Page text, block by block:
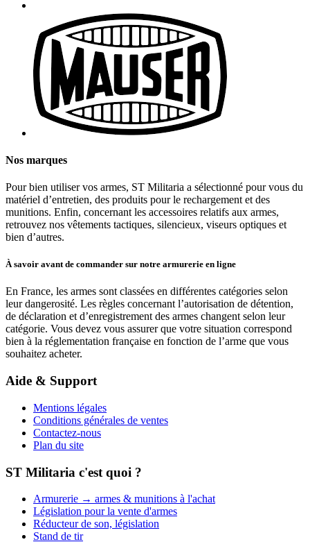
Nos marques
Pour bien utiliser vos armes, ST Militaria a sélectionné pour vous du
matériel d’entretien, des produits pour le rechargement et des
munitions. Enfin, concernant les accessoires relatifs aux armes,
retrouvez nos vêtements tactiques, silencieux, viseurs optiques et
bien d’autres.
À savoir avant de commander sur notre armurerie en ligne
En France, les armes sont classées en différentes catégories selon
leur dangerosité. Les règles concernant l’autorisation de détention,
de déclaration et d’enregistrement des armes changent selon leur
catégorie. Vous devez vous assurer que votre situation correspond
bien à la réglementation française en fonction de l’arme que vous
souhaitez acheter.
Aide & Support
Mentions légales
Conditions générales de ventes
Contactez-nous
Plan du site
ST Militaria c'est quoi ?
Armurerie → armes & munitions à l'achat
Législation pour la vente d'armes
Réducteur de son, législation
Stand de tir